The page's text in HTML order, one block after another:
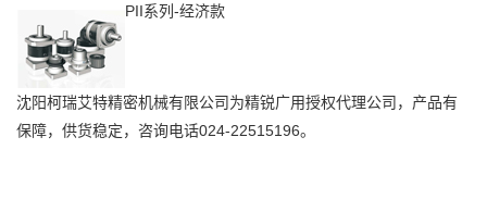
PII系列-经济款
沈阳柯瑞艾特精密机械有限公司为精锐广用授权代理公司，产品有
保障，供货稳定，咨询电话024-22515196。